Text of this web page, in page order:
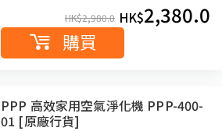
HK$2,980.0 HK$2,380.0
購買
PPP 高效家用空氣淨化機 PPP-400-
01 [原廠行貨]